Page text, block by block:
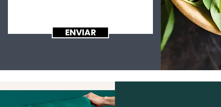
ENVIAR